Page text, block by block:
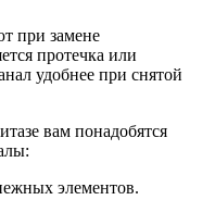
при замене
протечка или
удобнее при снятой
вам понадобятся
элементов.